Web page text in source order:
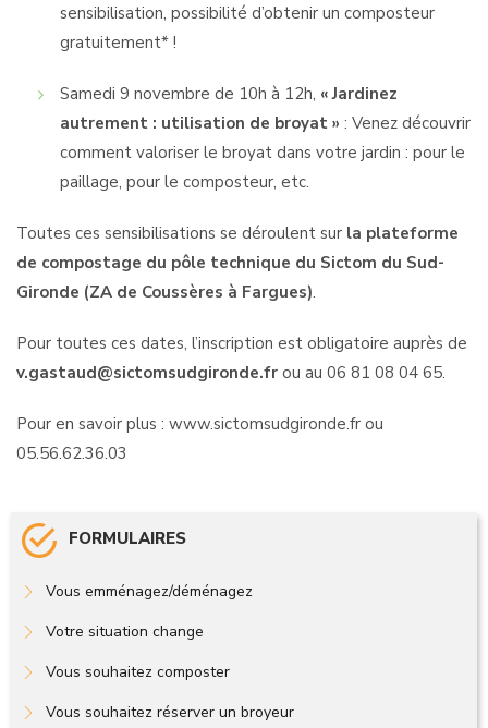
sensibilisation, possibilité d’obtenir un composteur
gratuitement* !
Samedi 9 novembre de 10h à 12h, « Jardinez
autrement : utilisation de broyat » : Venez découvrir
comment valoriser le broyat dans votre jardin : pour le
paillage, pour le composteur, etc.
Toutes ces sensibilisations se déroulent sur la plateforme
de compostage du pôle technique du Sictom du Sud-
Gironde (ZA de Coussères à Fargues).
Pour toutes ces dates, l’inscription est obligatoire auprès de
v.gastaud@sictomsudgironde.fr ou au 06 81 08 04 65.
Pour en savoir plus : www.sictomsudgironde.fr ou
05.56.62.36.03
FORMULAIRES
Vous emménagez/déménagez
Votre situation change
Vous souhaitez composter
Vous souhaitez réserver un broyeur